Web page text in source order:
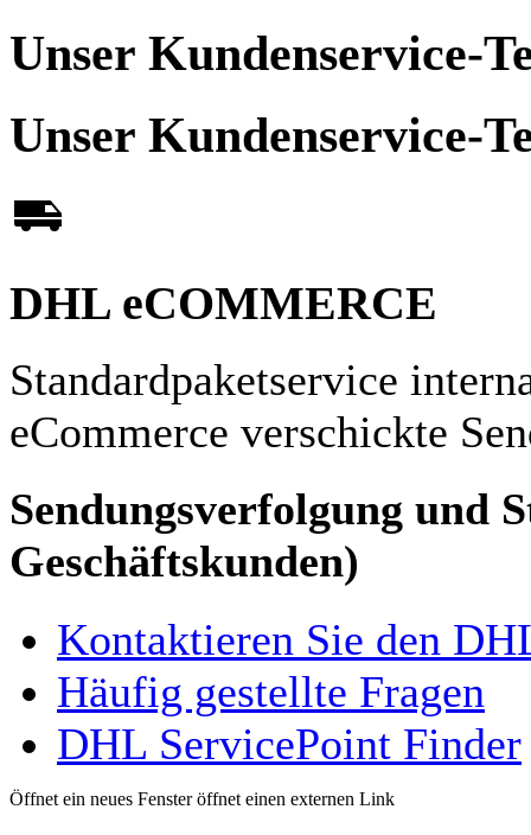
Unser Kundenservice-
Unser Kundenservice-
DHL eCOMMERCE
Standardpaketservice
eCommerce verschickte
Sendungsverfolgung und
Geschäftskunden)
Kontaktieren Sie den
Häufig gestellte Fragen
DHL ServicePoint Finder
Öffnet ein neues Fensteröffnet einen externen Link